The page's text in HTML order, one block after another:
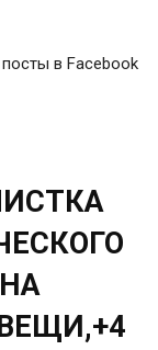
в Facebook